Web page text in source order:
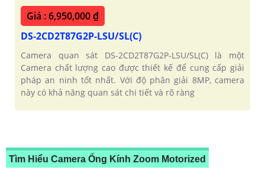
Giá : 6,950,000 ₫
DS-2CD2T87G2P-LSU/SL(C)
Camera quan sát DS-2CD2T87G2P-LSU/SL(C) là một
Camera chất lượng cao được thiết kế để cung cấp giải
pháp an ninh tốt nhất. Với độ phân giải 8MP, camera
này có khả năng quan sát chi tiết và rõ ràng
Tìm Hiểu Camera Ống Kính Zoom Motorized